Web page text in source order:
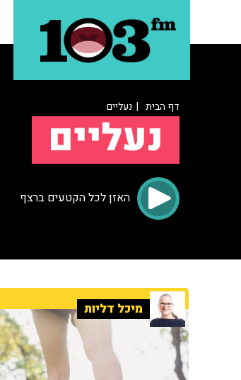
דף הבית | נעליים
נעליים
האזן לכל הקטעים ברצף
מיכל דליות